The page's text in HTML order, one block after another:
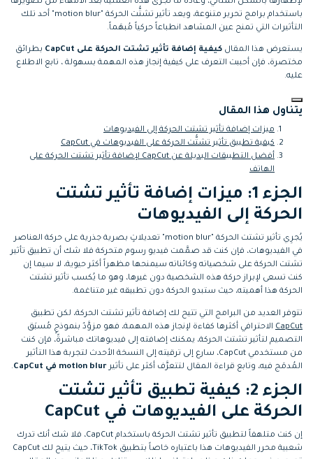
تعلم المعرفة الأساسية في تحرير
الفيديو
بنفسك
اكتشف كيفية إنشاء تأثيرات خاصة
تابع Filmora على:
Blog
التعاون
search
باستخدام برامج تحرير متنوعة، ويعد تأثير تشتُّت الحركة "motion blur" أحد تلك
التأثيرات التي تمنح عين المشاهد انطباعاً حركياً مُبهَماً.
يستعرض هذا المقال كيفية إضافة تأثير تشتت الحركة على CapCut
بطرائق
مختصرة، فإن أحببت التعرف على كيفية إنجاز هذه المهمة بسهولة ، تابع الاطلاع
عليه.
يتناول هذا المقال
ميزات إضافة تأثير تشتت الحركة إلى الفيديوهات
كيفية تطبيق تأثير تشتُّت الحركة على الفيديوهات في CapCut
أفضل التطبيقات البديلة عن CapCut لإضافة تأثير تشتت الحركة على
الهاتف
الجزء 1: ميزات إضافة تأثير تشتت
الحركة إلى الفيديوهات
يُجرِي تأثير تشتت الحركة "motion blur" تعديلاتٍ بصرية جذرية على حركة العناصر
في الفيديوهات، فإن كنت قد صمَّمت فيديو رسوم متحركة فلا شك أن تطبيق تأثير
تشتت الحركة على شخصياته وكائناته سيمنحها مظهراً أكثر حيوية، لا سيما إن
كنت تسعى لإبراز حركة هذه الشخصية دون غيرها، وهو ما يُكسب تأثير تشتت
الحركة هذا أهميته، حيث ستبدو الحركة دون تطبيقه غير متناغمة.
تتوفر العديد من البرامج التي تتيح لك إضافة تأثير تشتت الحركة، لكن تطبيق
CapCut الاحترافي أكثرها كفاءة لإنجاز هذه المهمة، فهو مزوَّدٌ بنموذجٍ مُسبَق
التصميم لتأثير تشتت الحركة، يمكنك إضافته إلى فيديوهاتك مباشرةً، فإن كنت
من مستخدمي CapCut، سارع إلى ترقيته إلى النسخة الأحدث لتجربة هذا التأثير
المُدمَج فيه، وتابع قراءة المقال لتتعرَّف أكثر على تأثير
motion blur في CapCut .
الجزء 2: كيفية تطبيق تأثير تشتت
الحركة على الفيديوهات في CapCut
إن كنت متلهفاً لتطبيق تأثير تشتت الحركة باستخدام CapCut، فلا شك أنك تدرك
شعبية محرر الفيديوهات هذا باعتباره خاصاً بتطبيق TikTok، حيث يتيح لك CapCut